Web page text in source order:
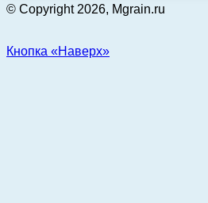
© Copyright 2026, Mgrain.ru
Кнопка «Наверх»